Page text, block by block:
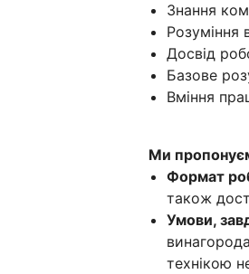
Знання
Розуміння
Досвід
Базове
Вміння
Ми
Формат
також
Умови,
технікою